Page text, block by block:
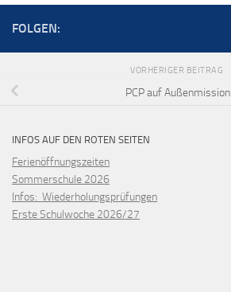
FOLGEN:
VORHERIGER BEITRAG
PCP auf Außenmission
INFOS AUF DEN ROTEN SEITEN
Ferienöffnungszeiten
Sommerschule 2026
Infos: Wiederholungsprüfungen
Erste Schulwoche 2026/27